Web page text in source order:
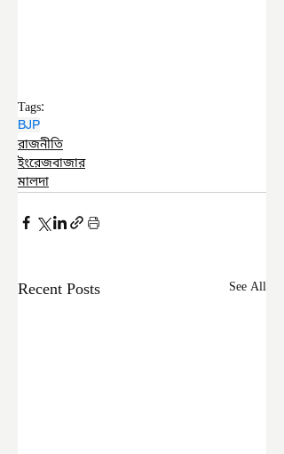
Tags:
BJP
রাজনীতি
ইংরেজবাজার
মালদা
Recent Posts See All